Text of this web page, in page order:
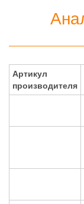
Артикул
производителя